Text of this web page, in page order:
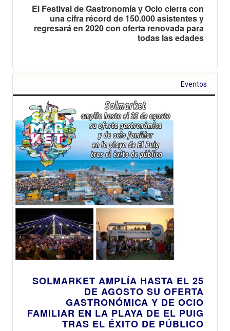
El Festival de Gastronomía y Ocio cierra con
una cifra récord de 150.000 asistentes y
regresará en 2020 con oferta renovada para
todas las edades
Eventos
SOLMARKET AMPLÍA HASTA EL 25
DE AGOSTO SU OFERTA
GASTRONÓMICA Y DE OCIO
FAMILIAR EN LA PLAYA DE EL PUIG
TRAS EL ÉXITO DE PÚBLICO